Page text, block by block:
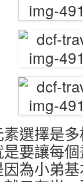
選擇是
要讓每
為小弟